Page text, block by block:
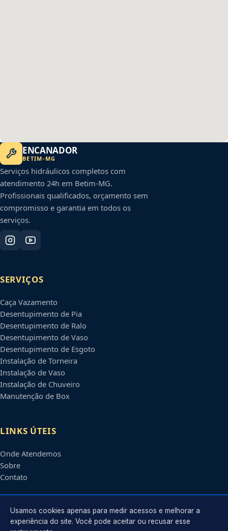
ENCANADOR
BETIM-MG
Serviços hidráulicos completos com
atendimento 24h em Betim-MG.
Profissionais qualificados, orçamento sem
compromisso e garantia em todos os
serviços.
SERVIÇOS
Caça Vazamento
Desentupimento de Pia
Desentupimento de Ralo
Desentupimento de Vaso
Desentupimento de Esgoto
Instalação de Torneira
Instalação de Vaso
Instalação de Chuveiro
Manutenção de Box
LINKS ÚTEIS
Onde Atendemos
Sobre
Contato
CONTATO
Usamos cookies apenas para medir acessos e melhorar a
experiência do site. Você pode aceitar ou recusar esse